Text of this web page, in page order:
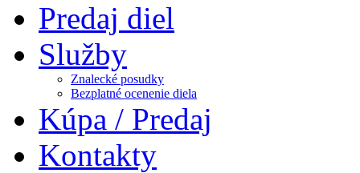
Predaj diel
Služby
Znalecké posudky
Bezplatné ocenenie diela
Kúpa / Predaj
Kontakty